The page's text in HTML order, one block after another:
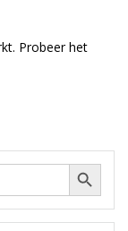
Probeer het
Zoekknop